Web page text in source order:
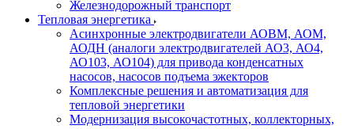
Железнодорожный транспорт
Тепловая энергетика
Асинхронные электродвигатели АОВМ, АОМ,
АОДН (аналоги электродвигателей АО3, АО4,
АО103, АО104) для привода конденсатных
насосов, насосов подъема эжекторов
Комплексные решения и автоматизация для
тепловой энергетики
Модернизация высокочастотных, коллекторных,